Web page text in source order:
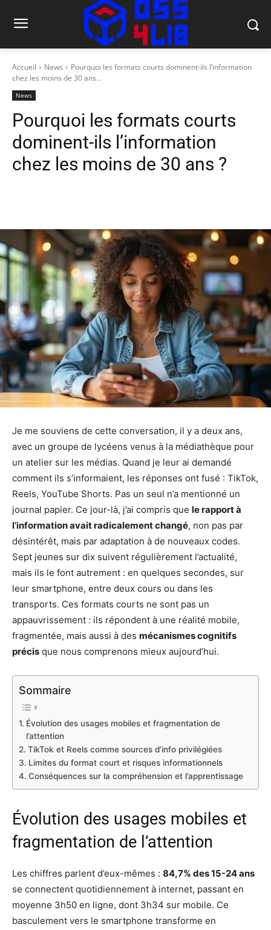
Accueil News
Pourquoi les formats courts dominent-ils l’information
chez les moins de 30 ans...
News
Pourquoi les formats courts
dominent-ils l’information
chez les moins de 30 ans ?
Je me souviens de cette conversation, il y a deux ans,
avec un groupe de lycéens venus à la médiathèque pour
un atelier sur les médias. Quand je leur ai demandé
comment ils s’informaient, les réponses ont fusé : TikTok,
Reels, YouTube Shorts. Pas un seul n’a mentionné un
journal papier. Ce jour-là, j’ai compris que le rapport à
l’information avait radicalement changé, non pas par
désintérêt, mais par adaptation à de nouveaux codes.
Sept jeunes sur dix suivent régulièrement l’actualité,
mais ils le font autrement : en quelques secondes, sur
leur smartphone, entre deux cours ou dans les
transports. Ces formats courts ne sont pas un
appauvrissement : ils répondent à une réalité mobile,
fragmentée, mais aussi à des mécanismes cognitifs
précis que nous comprenons mieux aujourd’hui.
Sommaire
Évolution des usages mobiles et fragmentation de
l’attention
TikTok et Reels comme sources d’info privilégiées
Limites du format court et risques informationnels
Conséquences sur la compréhension et l’apprentissage
Évolution des usages mobiles et
fragmentation de l’attention
Les chiffres parlent d’eux-mêmes : 84,7% des 15-24 ans
se connectent quotidiennement à internet, passant en
moyenne 3h50 en ligne, dont 3h34 sur mobile. Ce
basculement vers le smartphone transforme en